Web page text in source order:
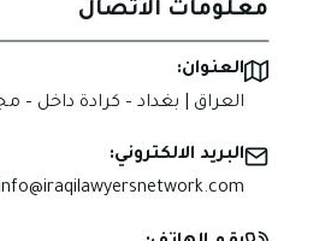
معلومات الاتصال
العنوان:
العراق | بغداد – كرادة داخل –
البريد الالكتروني: